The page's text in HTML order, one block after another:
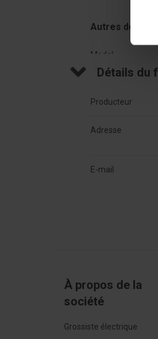
Autres
Model
Détails du
Producteur
Adresse
E-mail
À propos de la
société
Grossiste électrique